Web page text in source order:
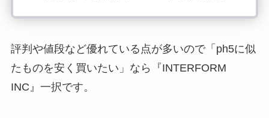
評判や値段など優れている点が多いので「ph5に似
たものを安く買いたい」なら『INTERFORM
INC』一択です。